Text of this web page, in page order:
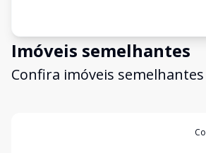
Imóveis semelhantes
Confira imóveis semelhantes